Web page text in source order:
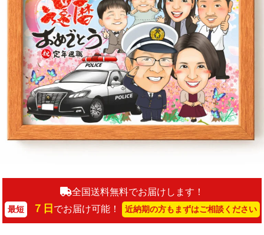
全国送料無料でお届けします！
最短 ７日 でお届け可能！ 近納期の方もまずはご相談ください